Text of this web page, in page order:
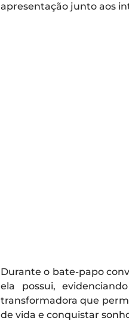
apresentação junto aos
Durante o bate-papo
ela possui,
transformadora que
de vida e conquistar